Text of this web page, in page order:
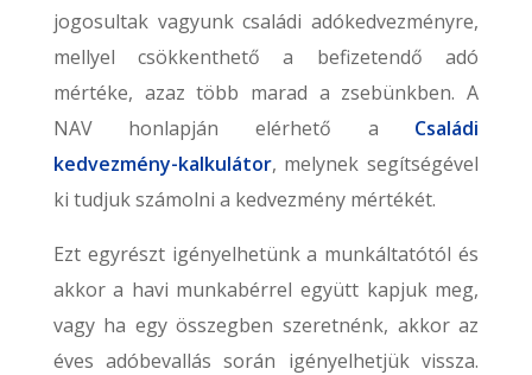
jogosultak vagyunk családi adókedvezményre,
mellyel csökkenthető a befizetendő adó
mértéke, azaz több marad a zsebünkben. A
NAV honlapján elérhető a Családi
kedvezmény-kalkulátor, melynek segítségével
ki tudjuk számolni a kedvezmény mértékét.
Ezt egyrészt igényelhetünk a munkáltatótól és
akkor a havi munkabérrel együtt kapjuk meg,
vagy ha egy összegben szeretnénk, akkor az
éves adóbevallás során igényelhetjük vissza.